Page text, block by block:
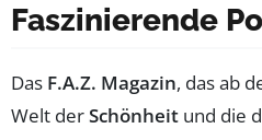
Faszinierende
Das F.A.Z. Magazin, das ab
Welt derSchönheit und die